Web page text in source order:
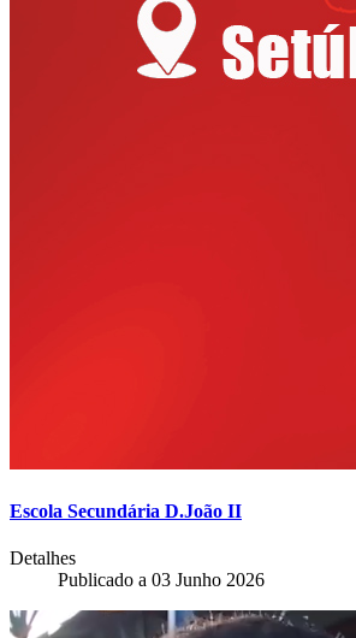
Escola Secundária D.João II
Detalhes
Publicado a 03 Junho 2026